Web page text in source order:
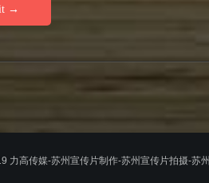
力高传媒-苏州宣传片制作-苏州宣传片拍摄-